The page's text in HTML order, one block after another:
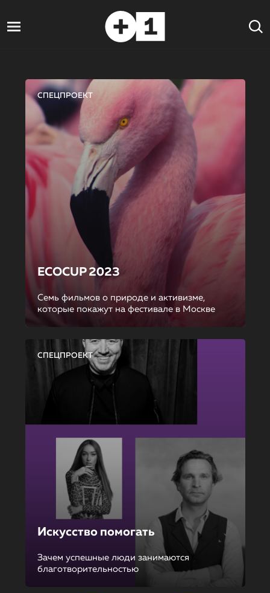
СПЕЦПРОЕКТ
ECOCUP 2023
Семь фильмов о природе и активизме,
которые покажут на фестивале в Москве
СПЕЦПРОЕКТ
Искусство помогать
Зачем успешные люди занимаются
благотворительностью